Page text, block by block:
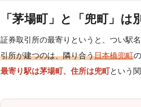
「茅場町」と「兜町」は
証券取引所の最寄りというと、つい駅
引所が建つのは、隣り合う日本橋兜町
最寄り駅は茅場町、住所は兜町という